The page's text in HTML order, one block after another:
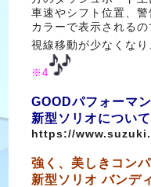
車速やシフト位置、
カラーで表示されるの
視線移動が少なくなり
※ 4
GOODパフォーマ
新型ソリオについ
https://
強く、美しきコンパ
新型ソリオ バンデ